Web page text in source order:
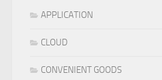
APPLICATION
CLOUD
CONVENIENT GOODS